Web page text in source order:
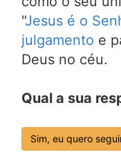
"Jesus é o
julgamento e
Deus no céu.
Qual a sua
Sim, eu quero